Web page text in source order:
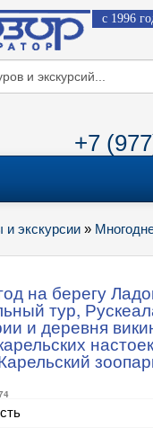
с 1996
+7
и экскурсии »
на берегу
тур,
и деревня